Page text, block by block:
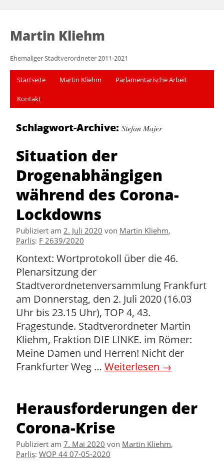
Martin Kliehm
Ehemaliger Stadtverordneter 2011-2021
Startseite Martin Kliehm Parlamentarische Arbeit
Kontakt
Schlagwort-Archive: Stefan Majer
Situation der
Drogenabhängigen
während des Corona-
Lockdowns
Publiziert am 2. Juli 2020 von Martin Kliehm,
Parlis: F 2639/2020
Kontext: Wortprotokoll über die 46.
Plenarsitzung der
Stadtverordnetenversammlung Frankfurt
am Donnerstag, den 2. Juli 2020 (16.03
Uhr bis 23.15 Uhr), TOP 4, 43.
Fragestunde. Stadtverordneter Martin
Kliehm, Fraktion DIE LINKE. im Römer:
Meine Damen und Herren! Nicht der
Frankfurter Weg … Weiterlesen →
Herausforderungen der
Corona-Krise
Publiziert am 7. Mai 2020 von Martin Kliehm,
Parlis: WOP 44 07-05-2020